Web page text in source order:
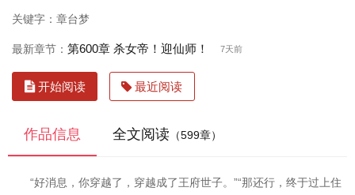
关键字：章台梦
最新章节： 第600章 杀女帝！迎仙师！ 7天前
开始阅读 最近阅读
作品信息 全文阅读 （599章）
“好消息，你穿越了，穿越成了王府世子。”“那还行，终于过上住